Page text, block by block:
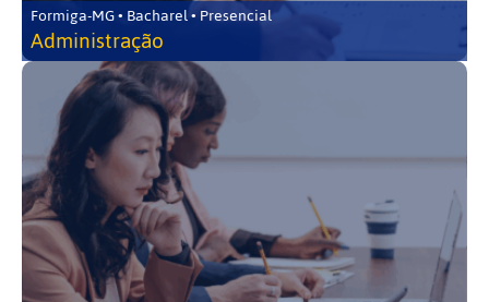
Formiga-MG • Bacharel • Presencial
Administração